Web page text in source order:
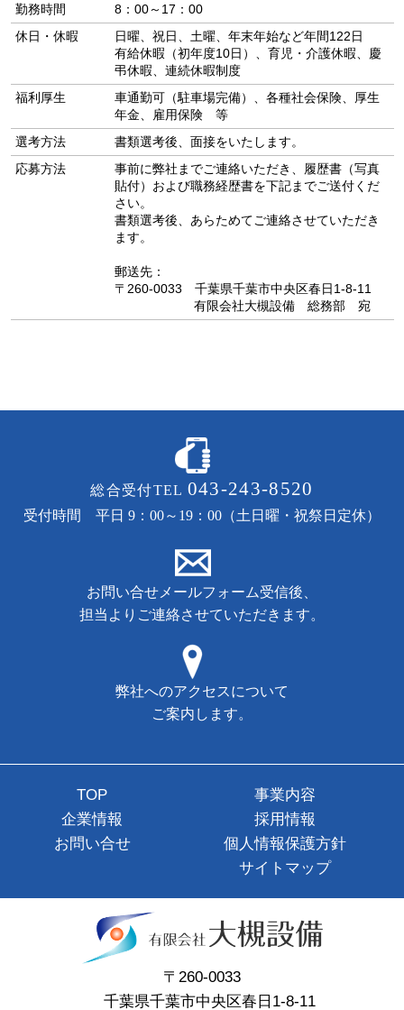
勤務時間
8：00～17：00
休日・休暇
日曜、祝日、土曜、年末年始など年間122日
有給休暇（初年度10日）、育児・介護休暇、慶
弔休暇、連続休暇制度
福利厚生
車通勤可（駐車場完備）、各種社会保険、厚生
年金、雇用保険 等
選考方法
書類選考後、面接をいたします。
応募方法
事前に弊社までご連絡いただき、履歴書（写真
貼付）および職務経歴書を下記までご送付くだ
さい。
書類選考後、あらためてご連絡させていただき
ます。
郵送先：
〒260-0033 千葉県千葉市中央区春日1-8-11
有限会社大槻設備 総務部 宛
総合受付TEL 043-243-8520
受付時間 平日 9：00～19：00（土日曜・祝祭日定休）
お問い合せメールフォーム受信後、
担当よりご連絡させていただきます。
弊社へのアクセスについて
ご案内します。
TOP
事業内容
企業情報
採用情報
お問い合せ
個人情報保護方針
サイトマップ
〒260-0033
千葉県千葉市中央区春日1-8-11